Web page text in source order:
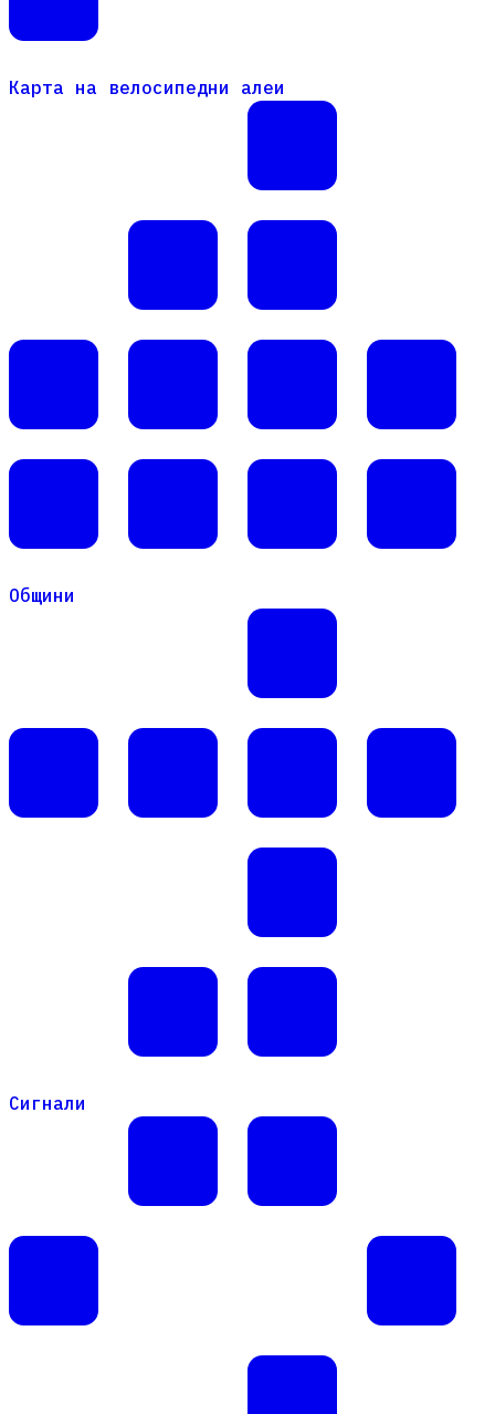
Карта на велосипедни алеи
Карта на велосипедни алеи
Общини
Сигнали